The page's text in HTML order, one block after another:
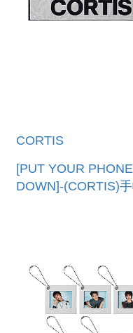
CORTIS
[PUT YOUR PHONE
DOWN]-(CORTIS)